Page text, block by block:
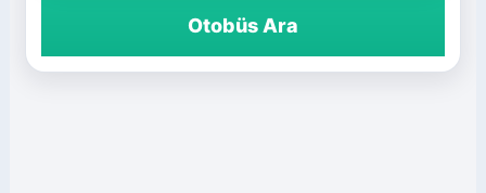
Otobüs Ara